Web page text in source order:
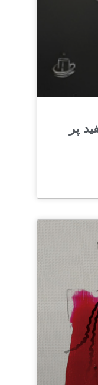
پر